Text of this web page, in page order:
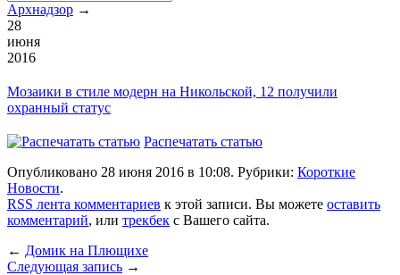
Архнадзор →
28
июня
2016
Мозаики в стиле модерн на Никольской, 12 получили
охранный статус
Распечатать статью
Опубликовано 28 июня 2016 в 10:08. Рубрики: Короткие
Новости.
RSS лента комментариев к этой записи. Вы можете оставить
комментарий, или трекбек с Вашего сайта.
← Домик на Плющихе
Следующая запись →